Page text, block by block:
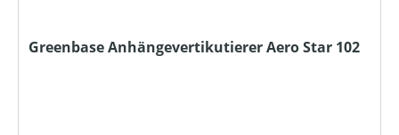
Greenbase Anhängevertikutierer Aero Star 102